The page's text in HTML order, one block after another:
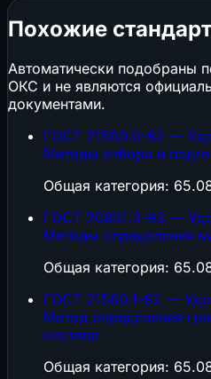
Похожие
Автоматически подобраны
ОКС и не являются
документами.
ГОСТ 21560.0-82 —
Методы отбора и
Общая категория:
ГОСТ 20851.3-93 —
Методы определения
Общая категория:
ГОСТ 21560.1-82 —
Метод определения
состава
Общая категория: